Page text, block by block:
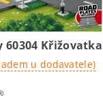
60304 Křižovatka
u dodavatele)